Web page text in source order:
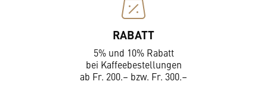
RABATT
5% und 10% Rabatt
bei Kaffeebestellungen
ab Fr. 200.– bzw. Fr. 300.–